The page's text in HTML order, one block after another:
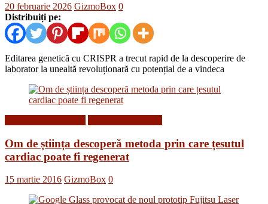
20 februarie 2026 GizmoBox 0
Distribuiți pe:
Editarea genetică cu CRISPR a trecut rapid de la descoperire de
laborator la unealtă revoluționară cu potențial de a vindeca
Om de știința descoperă metoda prin care țesutul
cardiac poate fi regenerat
15 martie 2016 GizmoBox 0